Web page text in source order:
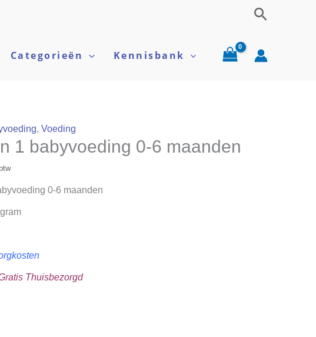
Zoeken
Categorieën Kennisbank
,Voeding
1 babyvoeding 0-6 maanden
0-6 maanden
Thuisbezorgd